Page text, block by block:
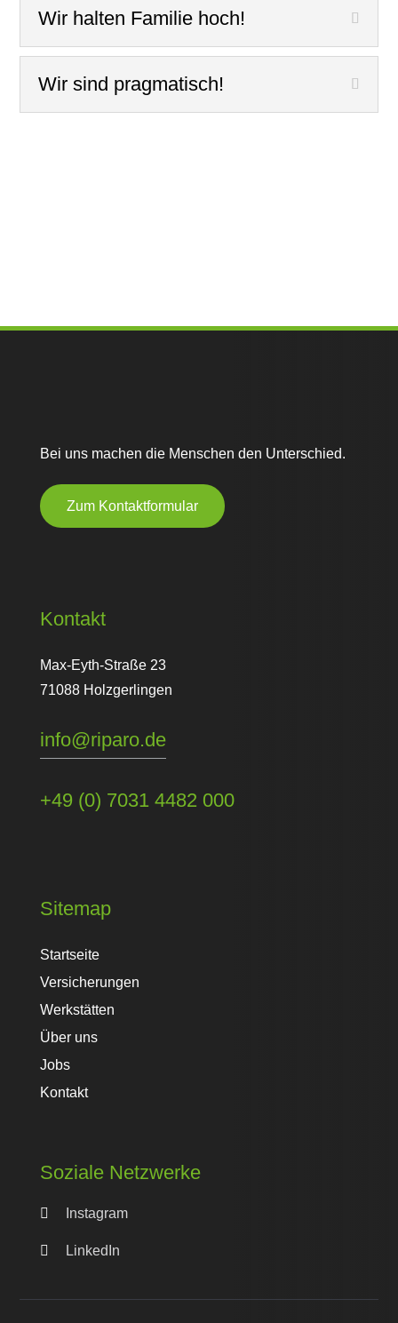
Wir halten Familie hoch!
Wir sind pragmatisch!
Bei uns machen die Menschen den Unterschied.
Zum Kontaktformular
Kontakt
Max-Eyth-Straße 23
71088 Holzgerlingen
info@riparo.de
+49 (0) 7031 4482 000
Sitemap
Startseite
Versicherungen
Werkstätten
Über uns
Jobs
Kontakt
Soziale Netzwerke
 Instagram
 LinkedIn